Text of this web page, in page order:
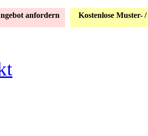
anfordern Kostenlose Muster-